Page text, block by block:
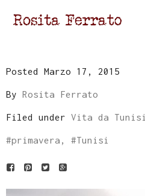
Posted Marzo 17, 2015
By Rosita Ferrato
Filed under Vita da Tunisi
#primavera , #Tunisi